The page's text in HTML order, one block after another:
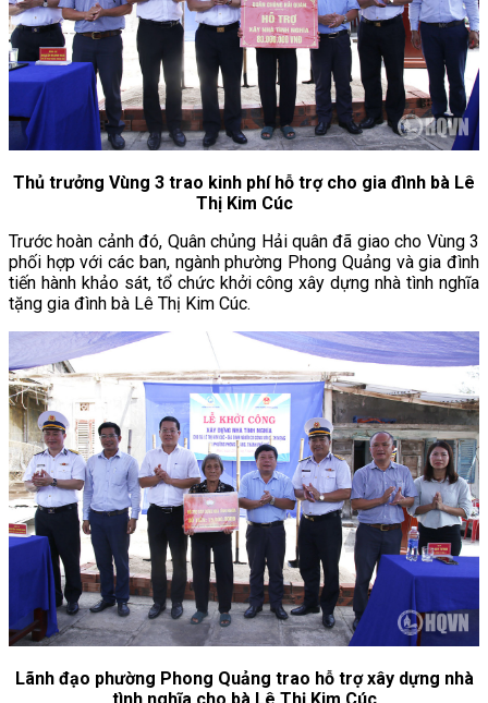
Thủ trưởng Vùng 3 trao kinh phí hỗ trợ cho gia đình bà Lê
Thị Kim Cúc
Trước hoàn cảnh đó, Quân chủng Hải quân đã giao cho Vùng 3
phối hợp với các ban, ngành phường Phong Quảng và gia đình
tiến hành khảo sát, tổ chức khởi công xây dựng nhà tình nghĩa
tặng gia đình bà Lê Thị Kim Cúc.
Lãnh đạo phường Phong Quảng trao hỗ trợ xây dựng nhà